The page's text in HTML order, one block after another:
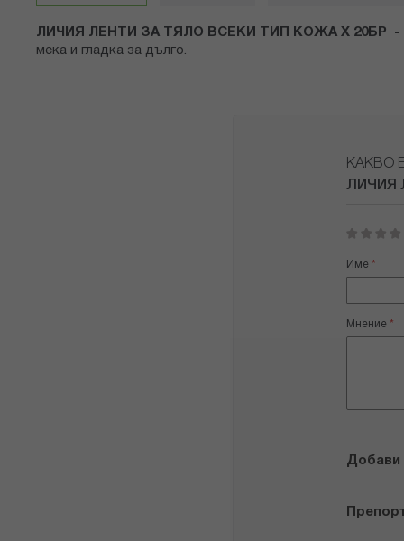
ЛИЧИЯ ЛЕНТИ ЗА ТЯЛО ВСЕКИ ТИП КОЖА Х 20БР -
мека и гладка за дълго.
КАКВО
ЛИЧИЯ
star
stars
stars
stars
stars
Име
Мнение
Добави